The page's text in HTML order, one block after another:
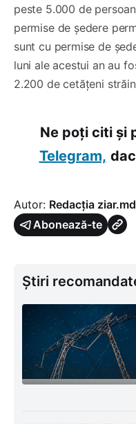
peste 5.000 de
permise de ședere
sunt cu permise de
luni ale acestui an au
2.200 de cetățeni
Ne poți citi și
Telegram,
Autor: Redacția ziar.md
Abonează-te
Știri